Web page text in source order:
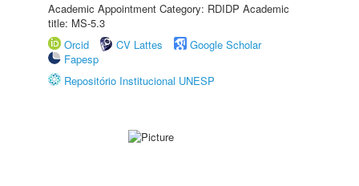
Academic Appointment Category: RDIDP Academic
title: MS-5.3
Orcid
CV Lattes
Google Scholar
Fapesp
Repositório Institucional UNESP